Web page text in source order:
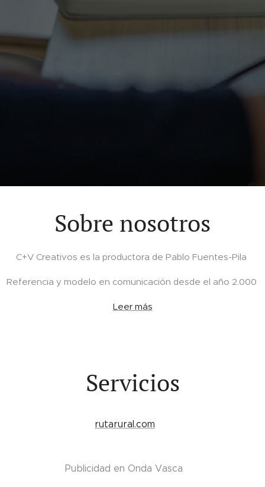
Sobre nosotros
C+V Creativos es la productora de Pablo Fuentes-Pila
Referencia y modelo en comunicación desde el año 2.000
Leer más
Servicios
rutarural.com
Publicidad en Onda Vasca